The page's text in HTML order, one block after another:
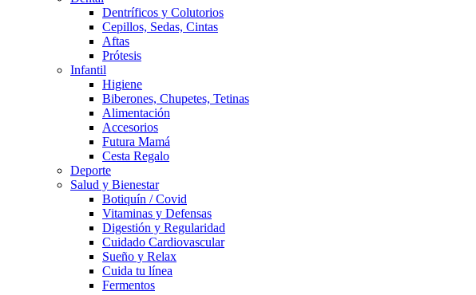
Dentríficos y Colutorios
Cepillos, Sedas, Cintas
Aftas
Prótesis
Infantil
Higiene
Biberones, Chupetes, Tetinas
Alimentación
Accesorios
Futura Mamá
Cesta Regalo
Deporte
Salud y Bienestar
Botiquín / Covid
Vitaminas y Defensas
Digestión y Regularidad
Cuidado Cardiovascular
Sueño y Relax
Cuida tu línea
Fermentos